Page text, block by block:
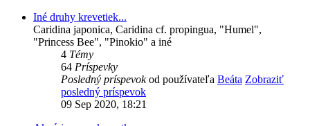
Iné druhy krevetiek...
Caridina japonica, Caridina cf. propingua, "Humel",
"Princess Bee", "Pinokio" a iné
4 Témy
64 Príspevky
Posledný príspevokod používateľa Beáta Zobraziť
posledný príspevok
09 Sep 2020, 18:21